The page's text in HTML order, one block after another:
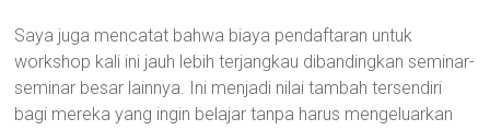
Saya juga mencatat bahwa biaya pendaftaran untuk
workshop kali ini jauh lebih terjangkau dibandingkan seminar-
seminar besar lainnya. Ini menjadi nilai tambah tersendiri
bagi mereka yang ingin belajar tanpa harus mengeluarkan